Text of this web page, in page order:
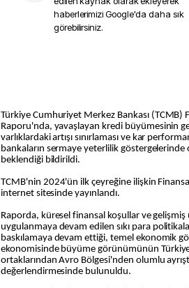
haberlerimizi Google'da daha sık
görebilirsiniz.
Türkiye Cumhuriyet Merkez Bankası (TCMB)
Raporu'nda, yavaşlayan kredi büyümesinin
varlıklardaki artışı sınırlaması ve kar
bankaların sermaye yeterlilik
beklendiği bildirildi.
TCMB'nin 2024'ün ilk çeyreğine ilişkin
internet sitesinde yayınlandı.
Raporda, küresel finansal koşullar ve gelişmiş
uygulanmaya devam edilen sıkı para
baskılamaya devam ettiği, temel ekonomik
ekonomisinde büyüme görünümünün
ortaklarından Avro Bölgesi'nden olumlu
değerlendirmesinde bulunuldu.